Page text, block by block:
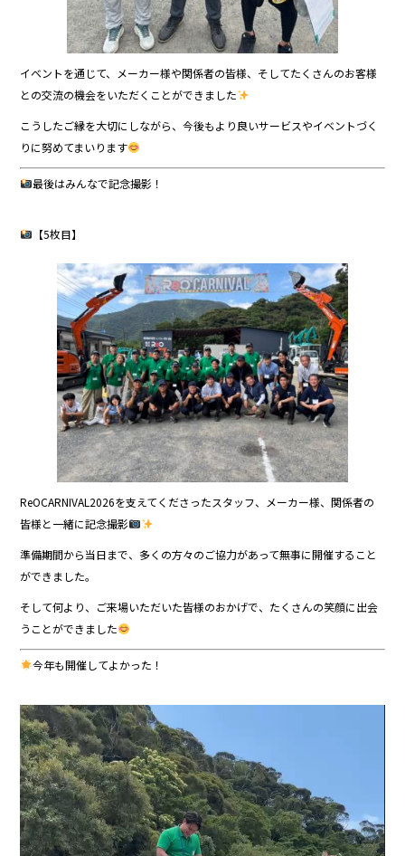
イベントを通じて、メーカー様や関係者の皆様、そしてたくさんのお客様
との交流の機会をいただくことができました
こうしたご縁を大切にしながら、今後もより良いサービスやイベントづく
りに努めてまいります
最後はみんなで記念撮影！
【5枚目】
ReOCARNIVAL2026を支えてくださったスタッフ、メーカー様、関係者の
皆様と一緒に記念撮影
準備期間から当日まで、多くの方々のご協力があって無事に開催すること
ができました。
そして何より、ご来場いただいた皆様のおかげで、たくさんの笑顔に出会
うことができました
今年も開催してよかった！
動
画
プ
レ
ー
ヤ
ー